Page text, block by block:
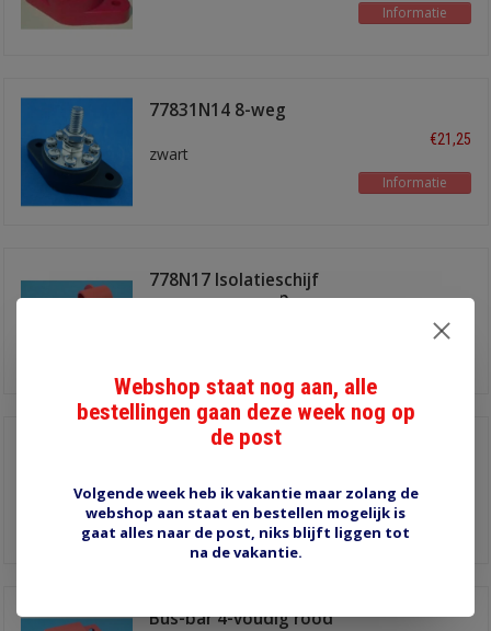
Informatie
77831N14 8-weg
zwart
€21,25
Informatie
778N17 Isolatieschijf
voor verdeler 8-p
778N19 Isolatieschijf
Informatie
Bus-bar 4-voudig rood
Webshop staat nog aan, alle
bestellingen gaan deze week nog op
de post
Volgende week heb ik vakantie maar zolang de
webshop aan staat en bestellen mogelijk is
gaat alles naar de post, niks blijft liggen tot
na de vakantie.